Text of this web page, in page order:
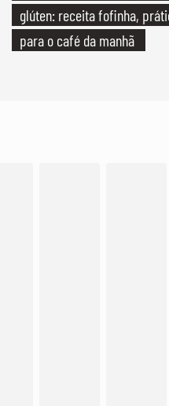
glúten: receita fofinha,
para o café da manhã